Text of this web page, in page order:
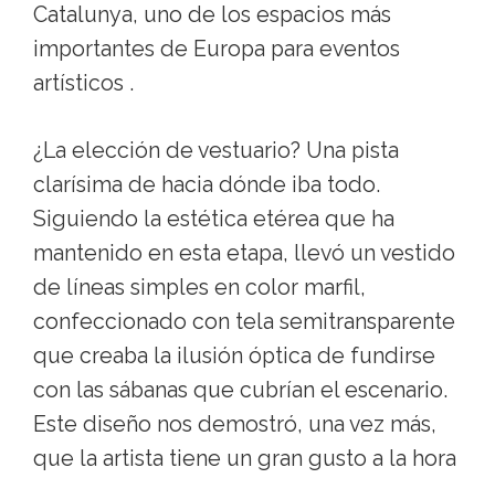
Catalunya, uno de los espacios más
importantes de Europa para eventos
artísticos .
¿La elección de vestuario? Una pista
clarísima de hacia dónde iba todo.
Siguiendo la estética etérea que ha
mantenido en esta etapa, llevó un vestido
de líneas simples en color marfil,
confeccionado con tela semitransparente
que creaba la ilusión óptica de fundirse
con las sábanas que cubrían el escenario.
Este diseño nos demostró, una vez más,
que la artista tiene un gran gusto a la hora